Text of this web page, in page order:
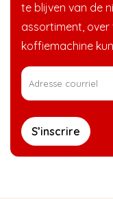
te blijven van de
assortiment,
koffiemachine
S’inscrire